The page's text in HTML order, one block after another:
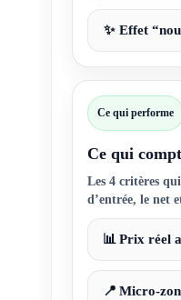
✨ Effet
Ce qui performe
Ce qui
Les 4 critères
d’entrée, le net
📊 Prix réel
📍 Micro-